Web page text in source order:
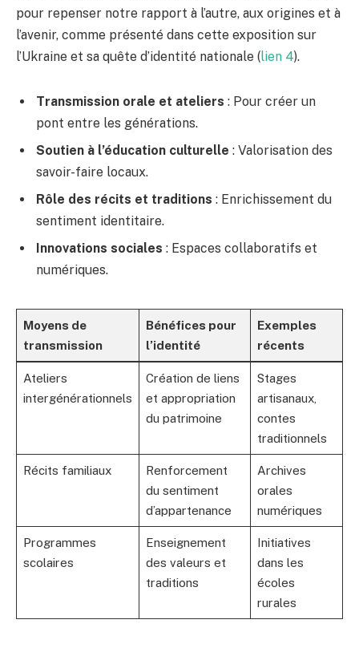
pour repenser notre rapport à l’autre, aux origines et à
l’avenir, comme présenté dans cette exposition sur
l’Ukraine et sa quête d’identité nationale (lien 4).
Transmission orale et ateliers : Pour créer un
pont entre les générations.
Soutien à l’éducation culturelle : Valorisation des
savoir-faire locaux.
Rôle des récits et traditions : Enrichissement du
sentiment identitaire.
Innovations sociales : Espaces collaboratifs et
numériques.
Moyens de
transmission
Bénéfices pour
l’identité
Exemples
récents
Ateliers
intergénérationnels
Création de liens
et appropriation
du patrimoine
Stages
artisanaux,
contes
traditionnels
Récits familiaux
Renforcement
du sentiment
d’appartenance
Archives
orales
numériques
Programmes
scolaires
Enseignement
des valeurs et
traditions
Initiatives
dans les
écoles
rurales